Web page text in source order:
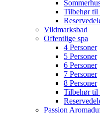
Tilbehør til
Vildmarksbad
Offentlige spa
4 Personer
5 Personer
6 Personer
7 Personer
8 Personer
Tilbehør til
Passion